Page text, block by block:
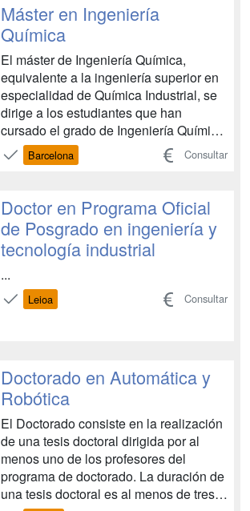
Proporcionar al estudiante una
orientación ...
Máster en Ingeniería
Química
El máster de Ingeniería Química,
equivalente a la ingeniería superior en
especialidad de Química Industrial, se
dirige a los estudiantes que han
cursado el grado de Ingeniería Química
y quieren completar su formación en
esta rama del saber. Se pretende, por
básica para garantizar una buena
trayectoria profesional e...
Barcelona Consultar
Doctor en Programa Oficial
de Posgrado en ingeniería y
tecnología industrial
...
Leioa Consultar
Doctorado en Automática y
Robótica
El Doctorado consiste en la realización
de una tesis doctoral dirigida por al
menos uno de los profesores del
programa de doctorado. La duración de
una tesis doctoral es al menos de tres